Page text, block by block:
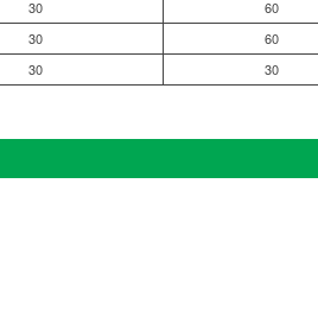
30 60
30 60
30 30